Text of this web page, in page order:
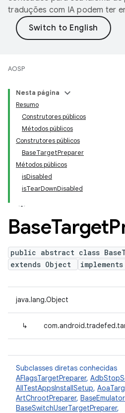
traduções com IA podem ter
AOSP
Nesta página
Resumo
Construtores públicos
Métodos públicos
Construtores públicos
BaseTargetPreparer
Métodos públicos
isDisabled
isTearDownDisabled
BaseTarget
public abstract class
extends Object
implements
java.lang.Object
↳
Subclasses diretas conhecidas
AFlagsTargetPreparer,
AllTestAppsInstallSetup,
ArtChrootPreparer,
BaseSwitchUserTargetPreparer,